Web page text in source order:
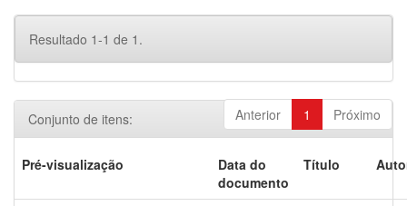
Resultado 1-1 de 1.
Anterior 1 Próximo
Conjunto de itens:
Pré-visualização
Data do
documento
Título